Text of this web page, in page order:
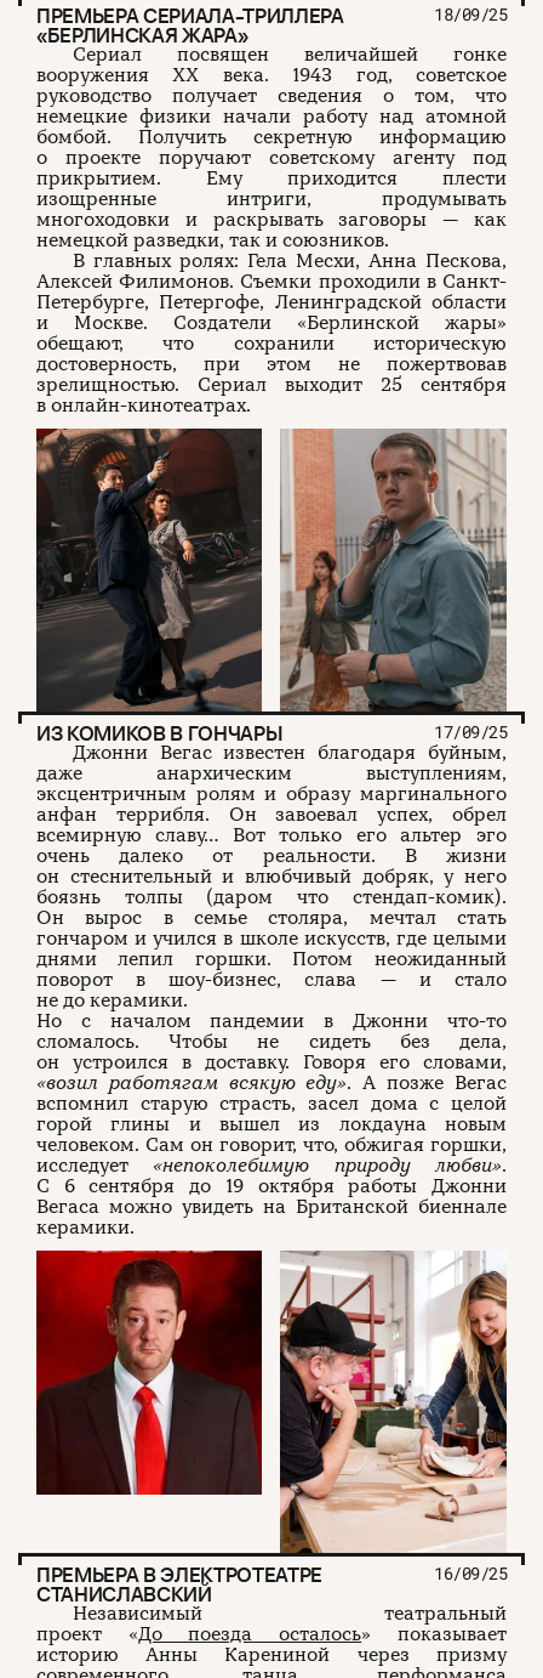
ПРЕМЬЕРА СЕРИАЛА-ТРИЛЛЕРА
«БЕРЛИНСКАЯ ЖАРА»
18/09/25
Сериал посвящен величайшей гонке
вооружения XX века. 1943 год, советское
руководство получает сведения о том, что
немецкие физики начали работу над атомной
бомбой. Получить секретную информацию
о проекте поручают советскому агенту под
прикрытием. Ему приходится плести
изощренные интриги, продумывать
многоходовки и раскрывать заговоры — как
немецкой разведки, так и союзников.
В главных ролях: Гела Месхи, Анна Пескова,
Алексей Филимонов. Съемки проходили в Санкт-
Петербурге, Петергофе, Ленинградской области
и Москве. Создатели «Берлинской жары»
обещают, что сохранили историческую
достоверность, при этом не пожертвовав
зрелищностью. Сериал выходит 25 сентября
в онлайн-кинотеатрах.
ИЗ КОМИКОВ В ГОНЧАРЫ 17/09/25
Джонни Вегас известен благодаря буйным,
даже анархическим выступлениям,
эксцентричным ролям и образу маргинального
анфан террибля. Он завоевал успех, обрел
всемирную славу… Вот только его альтер эго
очень далеко от реальности. В жизни
он стеснительный и влюбчивый добряк, у него
боязнь толпы (даром что стендап-комик).
Он вырос в семье столяра, мечтал стать
гончаром и учился в школе искусств, где целыми
днями лепил горшки. Потом неожиданный
поворот в шоу-бизнес, слава — и стало
не до керамики.
Но с началом пандемии в Джонни что-то
сломалось. Чтобы не сидеть без дела,
он устроился в доставку. Говоря его словами,
«возил работягам всякую еду». А позже Вегас
вспомнил старую страсть, засел дома с целой
горой глины и вышел из локдауна новым
человеком. Сам он говорит, что, обжигая горшки,
исследует «непоколебимую природу любви».
С 6 сентября до 19 октября работы Джонни
Вегаса можно увидеть на Британской биеннале
керамики.
ПРЕМЬЕРА В ЭЛЕКТРОТЕАТРЕ
СТАНИСЛАВСКИЙ
16/09/25
Независимый театральный
проект «До поезда осталось» показывает
историю Анны Карениной через призму
О проекте
Команда
Авторы
Журнал
Подписаться на журнал
ЧТИВО ДОМ
YouTube
Telegram
Рекламодателям
Пользовательское соглашение
Политика конфиденциальности
16+
(c) ЧТИВО 2026. Все права защищены
Разработка:Astroshock